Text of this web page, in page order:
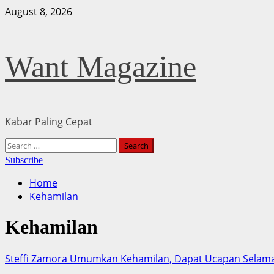
Skip
August 8, 2026
Want Magazine
Kabar Paling Cepat
Primary
Menu
Search
for:
Subscribe
Home
Kehamilan
Kehamilan
Steffi Zamora Umumkan Kehamilan, Dapat Ucapan